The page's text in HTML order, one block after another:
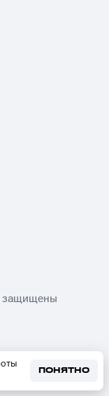
ПОНЯТНО
защищены